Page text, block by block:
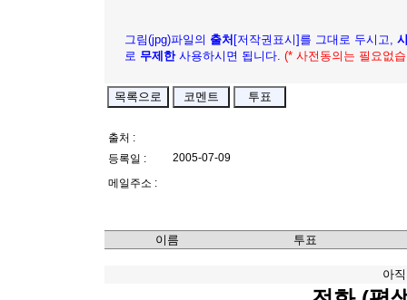
그림(jpg)파일의 출처 [저작권표시]를 그대로 두시고,
로 무제한사용하시면 됩니다. (* 사전동의는 필요없
출처 :
등록일 :
2005-07-09
메일주소 :
이름 투표
아